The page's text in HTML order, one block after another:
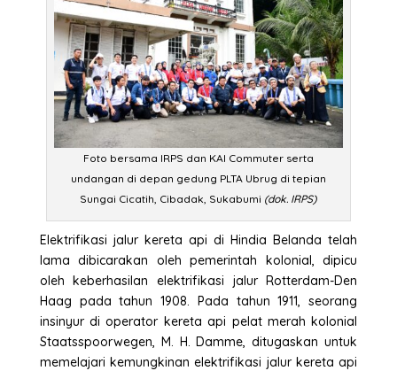
Foto bersama IRPS dan KAI Commuter serta
undangan di depan gedung PLTA Ubrug di tepian
Sungai Cicatih, Cibadak, Sukabumi (dok. IRPS)
Elektrifikasi jalur kereta api di Hindia Belanda telah
lama dibicarakan oleh pemerintah kolonial, dipicu
oleh keberhasilan elektrifikasi jalur Rotterdam-Den
Haag pada tahun 1908. Pada tahun 1911, seorang
insinyur di operator kereta api pelat merah kolonial
Staatsspoorwegen, M. H. Damme, ditugaskan untuk
memelajari kemungkinan elektrifikasi jalur kereta api